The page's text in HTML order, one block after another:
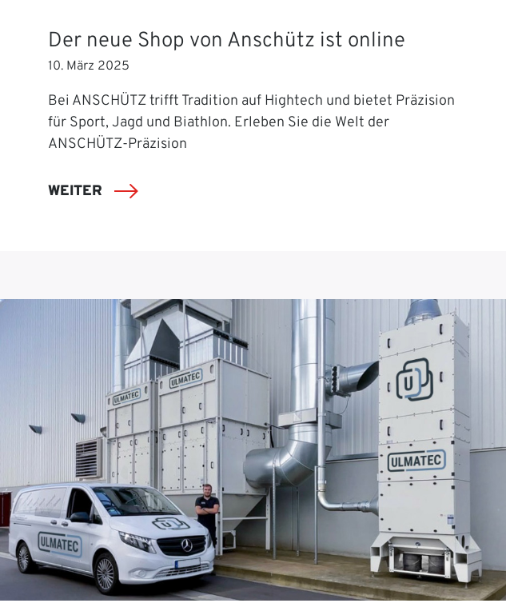
Der neue Shop von Anschütz ist online
10. März 2025
Bei ANSCHÜTZ trifft Tradition auf Hightech und bietet Präzision
für Sport, Jagd und Biathlon. Erleben Sie die Welt der
ANSCHÜTZ-Präzision
WEITER